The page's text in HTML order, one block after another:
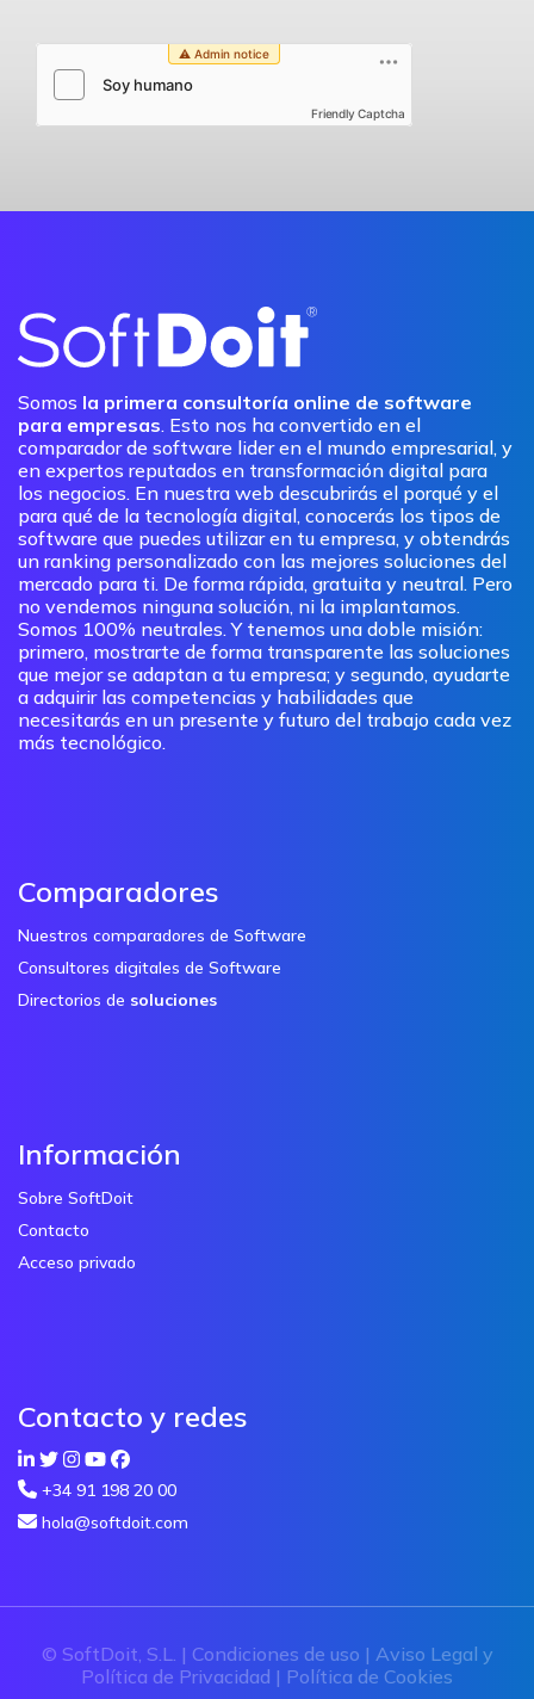
Friendly Captcha
Somos la primera consultoría online de software
para empresas. Esto nos ha convertido en el
comparador de software lider en el mundo empresarial, y
en expertos reputados en transformación digital para
los negocios. En nuestra web descubrirás el porqué y el
para qué de la tecnología digital, conocerás los tipos de
software que puedes utilizar en tu empresa, y obtendrás
un ranking personalizado con las mejores soluciones del
mercado para ti. De forma rápida, gratuita y neutral. Pero
no vendemos ninguna solución, ni la implantamos.
Somos 100% neutrales. Y tenemos una doble misión:
primero, mostrarte de forma transparente las soluciones
que mejor se adaptan a tu empresa; y segundo, ayudarte
a adquirir las competencias y habilidades que
necesitarás en un presente y futuro del trabajo cada vez
más tecnológico.
Comparadores
Nuestros comparadores de Software
Consultores digitales de Software
Directorios de soluciones
Información
Sobre SoftDoit
Contacto
Acceso privado
Contacto y redes
+34 91 198 20 00
hola@softdoit.com
© SoftDoit, S.L. | Condiciones de uso | Aviso Legal y
Política de Privacidad | Política de Cookies